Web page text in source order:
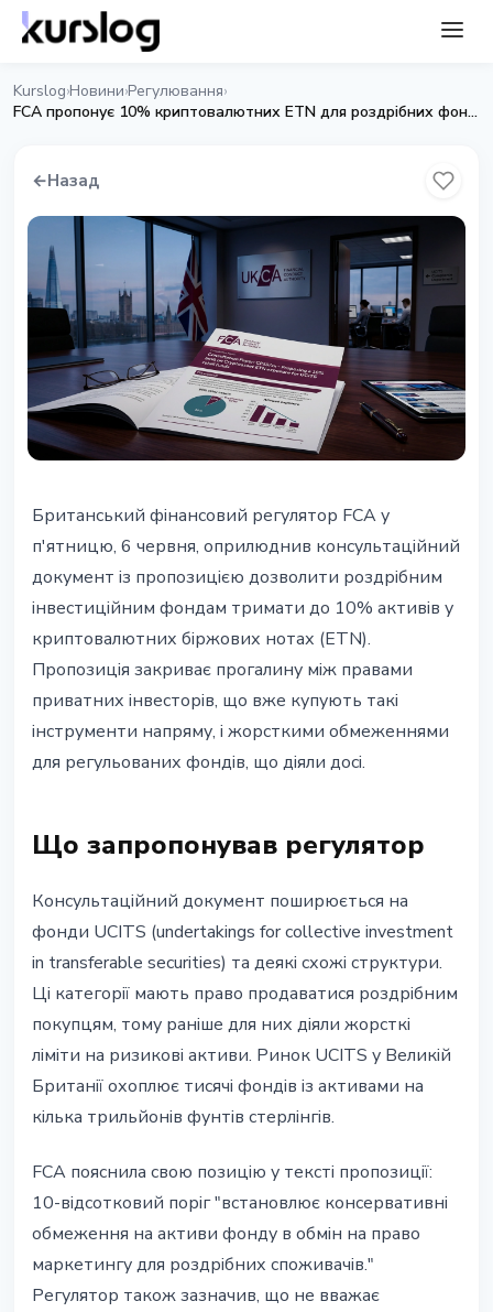
Kurslog›Новини›Регулювання›
FCA пропонує 10% криптовалютних ETN для роздрібних фондів
←Назад
FCA пропонує 10%
криптовалютних ETN для
роздрібних фондів Великої
Британії
9 червня 2026 р.3 хв читання
Наталія Дорофєєва
Британський фінансовий регулятор FCA у
п'ятницю, 6 червня, оприлюднив консультаційний
документ із пропозицією дозволити роздрібним
інвестиційним фондам тримати до 10% активів у
криптовалютних біржових нотах (ETN).
Пропозиція закриває прогалину між правами
приватних інвесторів, що вже купують такі
інструменти напряму, і жорсткими обмеженнями
для регульованих фондів, що діяли досі.
Що запропонував регулятор
Консультаційний документ поширюється на
фонди UCITS (undertakings for collective investment
in transferable securities) та деякі схожі структури.
Ці категорії мають право продаватися роздрібним
покупцям, тому раніше для них діяли жорсткі
ліміти на ризикові активи. Ринок UCITS у Великій
Британії охоплює тисячі фондів із активами на
кілька трильйонів фунтів стерлінгів.
FCA пояснила свою позицію у тексті пропозиції:
10-відсотковий поріг "встановлює консервативні
обмеження на активи фонду в обмін на право
маркетингу для роздрібних споживачів."
Регулятор також зазначив, що не вважає